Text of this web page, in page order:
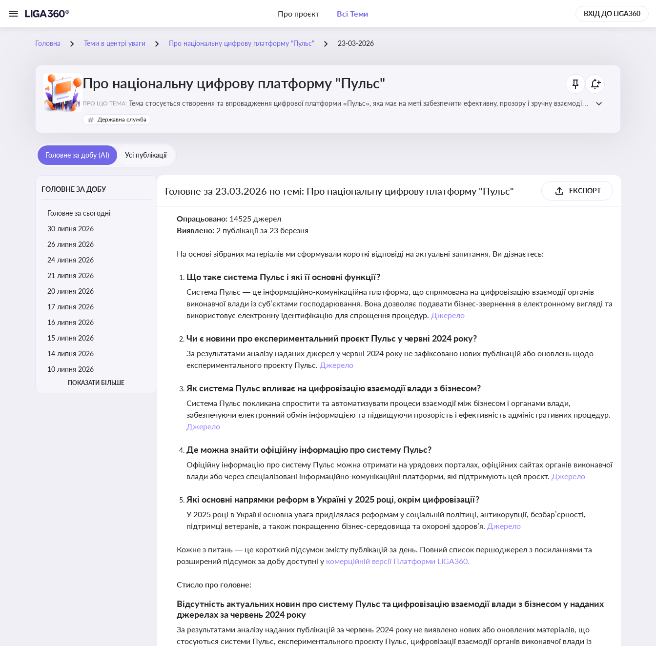
Про проєкт Всі Теми ВХІД ДО LIGA360
Головна Теми в центрі уваги Про національну цифрову платформу "Пульс" 23-03-2026
Про національну цифрову платформу "Пульс"
ПРО ЩО ТЕМА: Тема стосується створення та впровадження цифрової платформи «Пульс», яка має на меті забезпечити ефективну, прозору і зручну взаємодію
бізнесу з органами виконавчої влади
Державна служба
Головне за добу (AI) Усі публікації
ГОЛОВНЕ ЗА ДОБУ
Головне за сьогодні
30 липня 2026
26 липня 2026
24 липня 2026
21 липня 2026
20 липня 2026
17 липня 2026
16 липня 2026
15 липня 2026
14 липня 2026
10 липня 2026
ПОКАЗАТИ БІЛЬШЕ
Головне за 23.03.2026 по темі: Про національну цифрову платформу "Пульс" ЕКСПОРТ
Опрацьовано: 14525 джерел
Виявлено: 2 публікації за 23 березня
На основі зібраних матеріалів ми сформували короткі відповіді на актуальні запитання. Ви дізнаєтесь:
Що таке система Пульс і які її основні функції?
Система Пульс — це інформаційно-комунікаційна платформа, що спрямована на цифровізацію взаємодії органів
виконавчої влади із суб’єктами господарювання. Вона дозволяє подавати бізнес-звернення в електронному вигляді та
використовує електронну ідентифікацію для спрощення процедур. Джерело
Чи є новини про експериментальний проєкт Пульс у червні 2024 року?
За результатами аналізу наданих джерел у червні 2024 року не зафіксовано нових публікацій або оновлень щодо
експериментального проєкту Пульс. Джерело
Як система Пульс впливає на цифровізацію взаємодії влади з бізнесом?
Система Пульс покликана спростити та автоматизувати процеси взаємодії між бізнесом і органами влади,
забезпечуючи електронний обмін інформацією та підвищуючи прозорість і ефективність адміністративних процедур.
Джерело
Де можна знайти офіційну інформацію про систему Пульс?
Офіційну інформацію про систему Пульс можна отримати на урядових порталах, офіційних сайтах органів виконавчої
влади або через спеціалізовані інформаційно-комунікаційні платформи, які підтримують цей проєкт. Джерело
Які основні напрямки реформ в Україні у 2025 році, окрім цифровізації?
У 2025 році в Україні основна увага приділялася реформам у соціальній політиці, антикорупції, безбар’єрності,
підтримці ветеранів, а також покращенню бізнес-середовища та охороні здоров’я. Джерело
Кожне з питань — це короткий підсумок змісту публікацій за день. Повний список першоджерел з посиланнями та
розширений підсумок за добу доступні у комерційній версії Платформи LIGA360.
Стисло про головне:
Відсутність актуальних новин про систему Пульс та цифровізацію взаємодії влади з бізнесом у наданих
джерелах за червень 2024 року
За результатами аналізу наданих публікацій за червень 2024 року не виявлено нових або оновлених матеріалів, що
стосуються системи Пульс, експериментального проєкту Пульс, цифровізації взаємодії органів виконавчої влади із